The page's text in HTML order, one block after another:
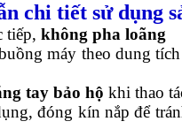
chi tiết sử dụng
tiếp, không pha loãng
máy theo dung
tay bảo hộ khi thao
đóng kín nắp để